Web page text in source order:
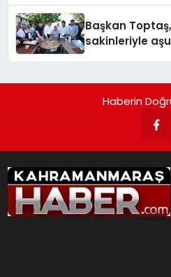
Başkan
sakinleriyle
Haberin